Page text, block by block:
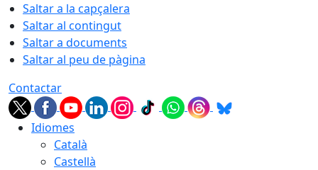
Saltar a la capçalera
Saltar al contingut
Saltar a documents
Saltar al peu de pàgina
Contactar
Idiomes
Català
Castellà